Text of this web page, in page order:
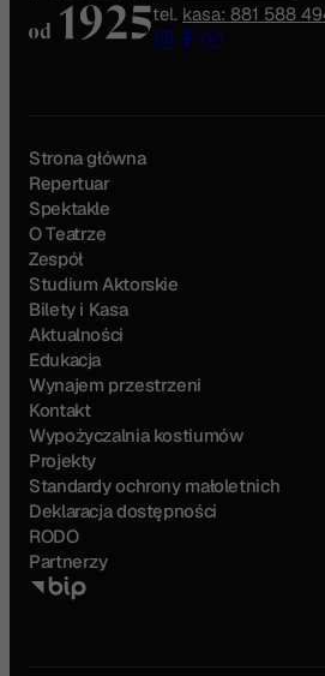
tel. kasa: 881 588
Strona główna
Repertuar
Spektakle
O Teatrze
Zespół
Studium Aktorskie
Bilety i Kasa
Aktualności
Edukacja
Wynajem przestrzeni
Kontakt
Wypożyczalnia kostiumów
Projekty
Standardy ochrony małoletnich
Deklaracja dostępności
RODO
Partnerzy